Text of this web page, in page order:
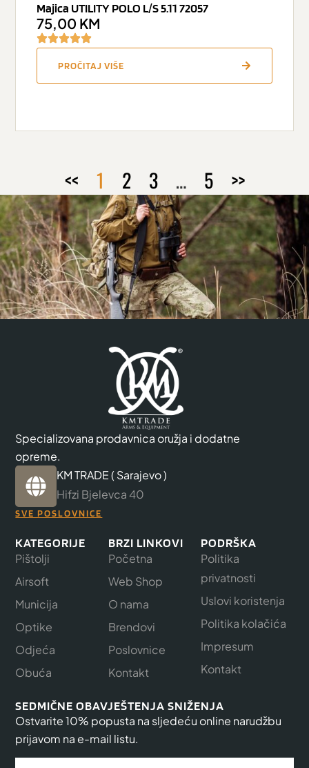
Majica UTILITY POLO L/S 5.11 72057
75,00 KM
PROČITAJ VIŠE
<< 1 2 3 … 5 >>
Specializovana prodavnica oružja i dodatne
opreme.
KM TRADE ( Sarajevo )
Hifzi Bjelevca 40
SVE POSLOVNICE
KATEGORIJE
Pištolji
Airsoft
Municija
Optike
Odjeća
Obuća
BRZI LINKOVI
Početna
Web Shop
O nama
Brendovi
Poslovnice
Kontakt
PODRŠKA
Politika
privatnosti
Uslovi koristenja
Politika kolačića
Impresum
Kontakt
SEDMIČNE OBAVJEŠTENJA SNIŽENJA
Ostvarite 10% popusta na sljedeću online narudžbu
prijavom na e-mail listu.